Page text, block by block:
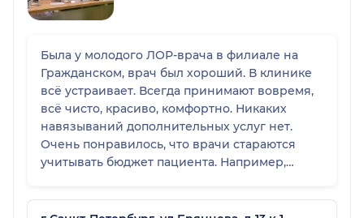
Была у молодого ЛОР-врача в филиале на
Гражданском, врач был хороший. В клинике
всё устраивает. Всегда принимают вовремя,
всё чисто, красиво, комфортно. Никаких
навязываний дополнительных услуг нет.
Очень понравилось, что врачи стараются
учитывать бюджет пациента. Например,
обследования можно не делать, если нет